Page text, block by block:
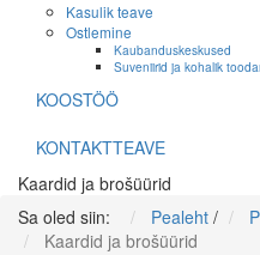
Kasulik teave
Ostlemine
Kaubanduskeskused
Suveniirid ja kohalik
KOOSTÖÖ
KONTAKTTEAVE
Kaardid ja brošüürid
Sa oled siin:
Pealeht /
Kaardid ja brošüürid